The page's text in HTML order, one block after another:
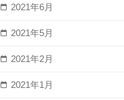
2021年6月
2021年5月
2021年2月
2021年1月